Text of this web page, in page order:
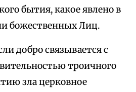
бытия, какое явлено в
божественных Лиц.
добро связывается с
троичного
зла церковное